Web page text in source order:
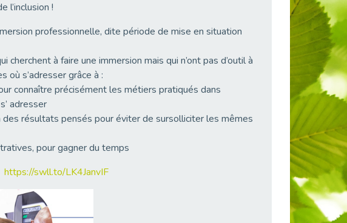
l’inclusion !
professionnelle, dite période de mise en situation
à faire une immersion mais qui n’ont pas d’outil à
où s’adresser grâce à :
connaître précisément les métiers pratiqués dans
adresser
résultats pensés pour éviter de sursolliciter les mêmes
pour gagner du temps
https://swll.to/LK4JanvIF